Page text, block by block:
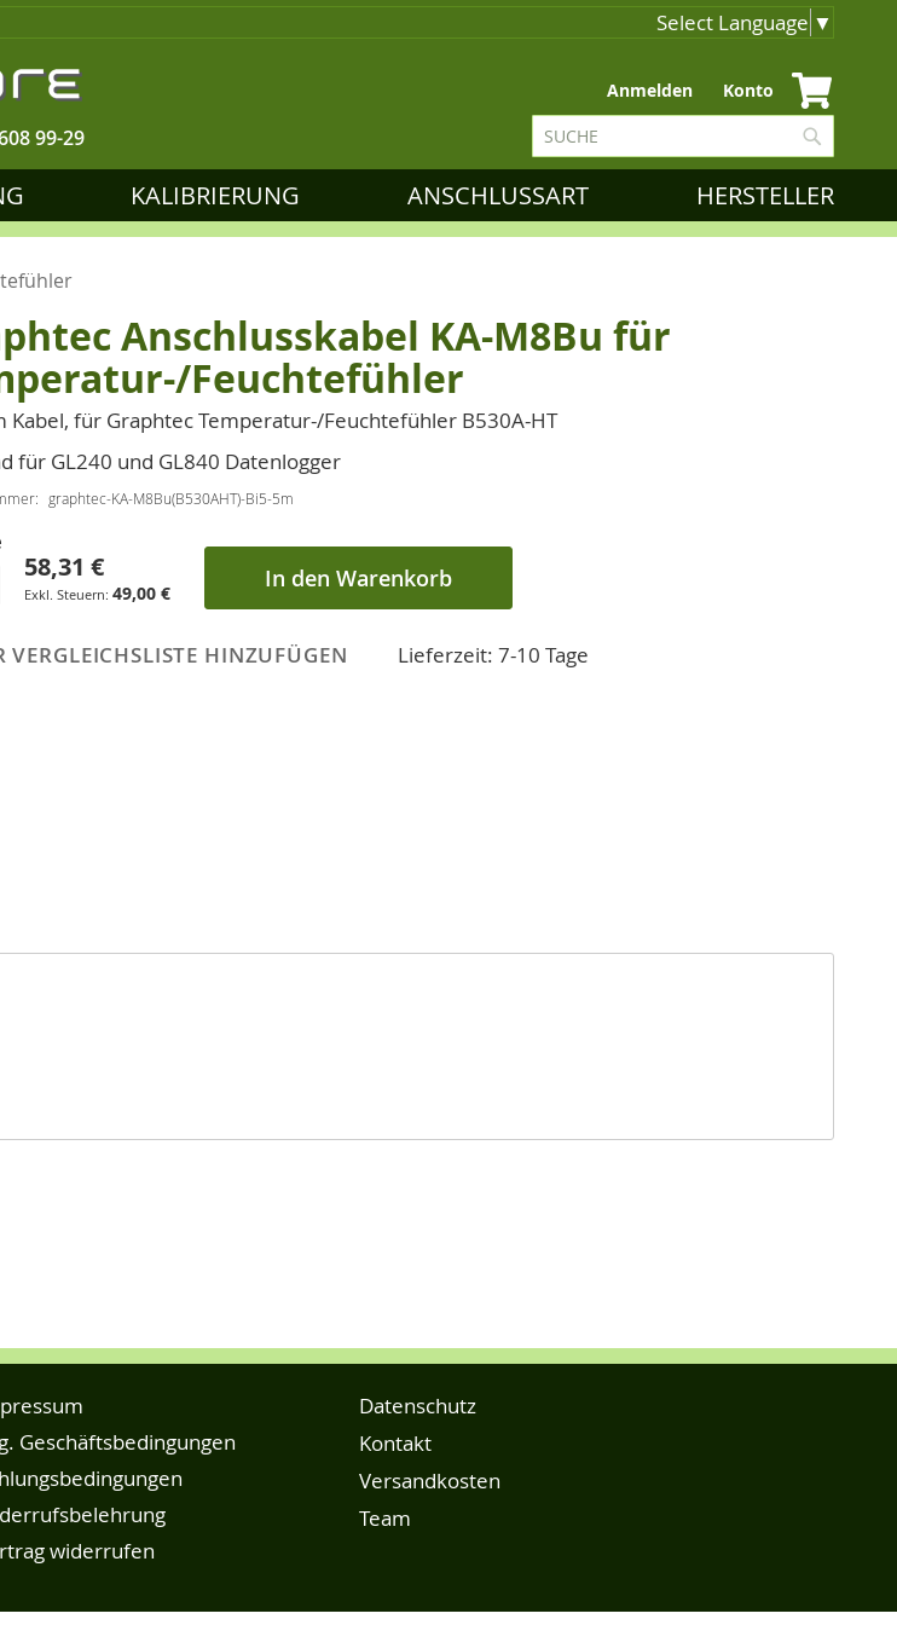
Select Language ▼
99-29
Zum
Inhalt
springen
Anmelden Konto
Suche
KALIBRIERUNG ANSCHLUSSART HERSTELLER
Anschlusskabel KA-M8Bu für
Feuchtefühler
Kabel, für Graphtec Temperatur-/Feuchtefühler B530A-HT
für GL240 und GL840 Datenlogger
graphtec-KA-M8Bu(B530AHT)-Bi5-5m
58,31 €
49,00 € In den Warenkorb
VERGLEICHSLISTE HINZUFÜGEN Lieferzeit: 7-10 Tage
Geschäftsbedingungen
widerrufen
Datenschutz
Kontakt
Versandkosten
Team